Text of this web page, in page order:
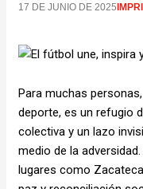
17 DE JUNIO DE 2025
Para muchas
deporte, es un refugio
colectiva y un lazo
medio de la
lugares como